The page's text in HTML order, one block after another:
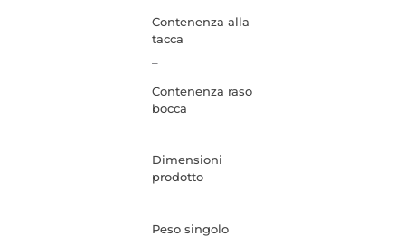
Contenenza alla
tacca
–
Contenenza raso
bocca
–
Dimensioni
prodotto
Peso singolo